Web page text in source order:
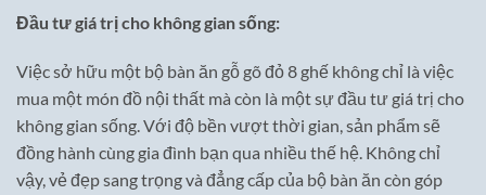
Đầu tư giá trị cho không gian sống:
Việc sở hữu một bộ bàn ăn gỗ gõ đỏ 8 ghế không chỉ là việc
mua một món đồ nội thất mà còn là một sự đầu tư giá trị cho
không gian sống. Với độ bền vượt thời gian, sản phẩm sẽ
đồng hành cùng gia đình bạn qua nhiều thế hệ. Không chỉ
vậy, vẻ đẹp sang trọng và đẳng cấp của bộ bàn ăn còn góp